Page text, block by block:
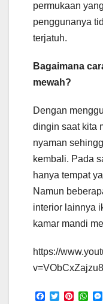
permukaan
penggunanya
terjatuh.
Bagaimana
mewah?
Dengan
dingin saat kita
nyaman
kembali. Pada
hanya tempat
Namun
interior lainnya
kamar mandi
https://
v=VObCxZajzu8
F
T
P
W